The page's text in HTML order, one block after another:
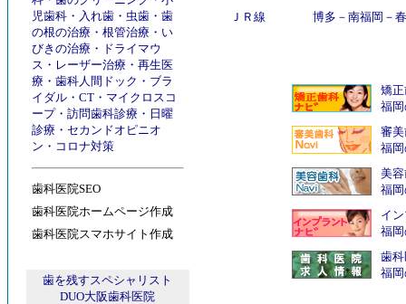
児歯科 ・ 入れ歯 ・ 虫歯 ・ 歯
の根の治療 ・ 根管治療 ・ い
びきの治療 ・ ドライマウ
ス ・ レーザー治療 ・ 再生医
療 ・ 歯科人間ドック ・ ブラ
イダル ・ CT ・ マイクロスコ
ープ・ 訪問歯科診療 ・ 日曜
診療 ・ セカンドオピニオ
ン ・ コロナ対策
歯科医院SEO
歯科医院ホームページ作成
歯科医院スマホサイト作成
歯を残すスペシャリスト
DUO大阪歯科医院
ＪＲ線 博多 －南福岡 －
矯
福
審
福
美
福
イ
福
歯
福